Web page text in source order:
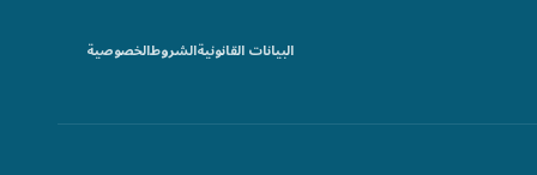
البيانات القانونيةالشروطالخصوصية